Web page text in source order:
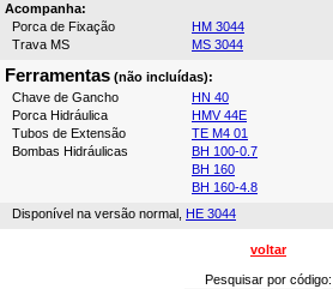
Acompanha:
Porca de Fixação
HM 3044
Trava MS
MS 3044
Ferramentas (não incluídas):
Chave de Gancho
HN 40
Porca Hidráulica
HMV 44E
Tubos de Extensão
TE M4 01
Bombas Hidráulicas
BH 100-0.7
BH 160
BH 160-4.8
Disponível na versão normal, HE 3044
voltar
Pesquisar por código: